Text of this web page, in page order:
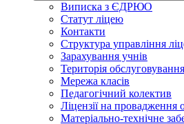
Виписка з ЄДРЮО
Статут ліцею
Контакти
Структура управління
Зарахування учнів
Територія обслуговування
Мережа класів
Педагогічний колектив
Ліцензії на провадження
Матеріально-технічне